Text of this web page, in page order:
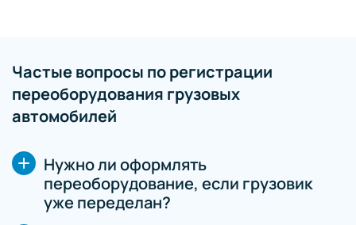
Частые вопросы по регистрации
переоборудования грузовых
автомобилей
Нужно ли оформлять
переоборудование, если грузовик
уже переделан?